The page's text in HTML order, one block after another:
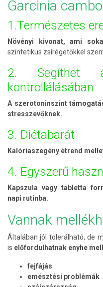
Garcinia
1.Természetes
Növényi kivonat, ami
szintetikus zsírégetőkkel
2. Segíthet
kontrollálásában
A szerotoninszint
stresszevőknek.
3. Diétabarát
Kalóriaszegény étrend
4. Egyszerű
Kapszula vagy tabletta
napi rutinba.
Vannak
Általában jól tolerálható, de
is előfordulhatnak enyhe
fejfájás
emésztési problémák